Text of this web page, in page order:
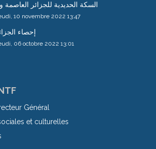
السكة الحديدية للجزائر العاصمة
10 novembre 2022 13:47
إحصاء الجزائر
06 octobre 2022 13:01
Général
et culturelles